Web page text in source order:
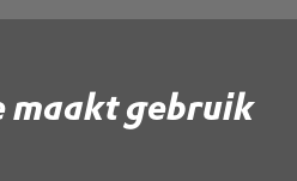
maakt gebruik
document te downloaden.